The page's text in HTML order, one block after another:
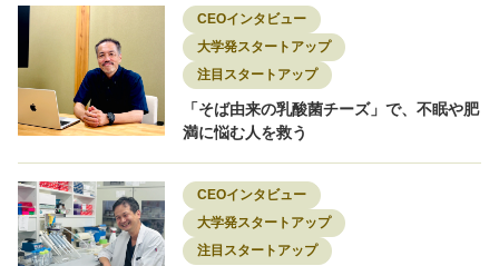
CEOインタビュー
大学発スタートアップ
注目スタートアップ
「そば由来の乳酸菌チーズ」で、不眠や肥
満に悩む人を救う
CEOインタビュー
大学発スタートアップ
注目スタートアップ